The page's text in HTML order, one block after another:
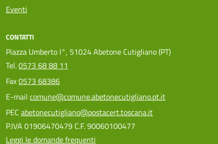
Eventi
CONTATTI
Piazza Umberto I°, 51024 Abetone Cutigliano (PT)
Tel.0573 68 88 11
Fax0573 68386
E-mail comune@comune.abetonecutigliano.pt.it
PEC abetonecutigliano@postacert.toscana.it
P.IVA 01906470479 C.F. 90060100477
Leggi le domande frequenti